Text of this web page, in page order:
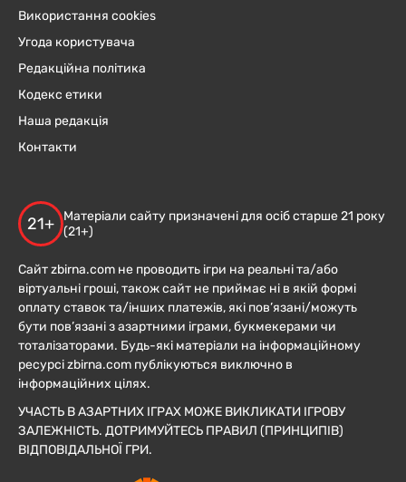
Використання cookies
Угода користувача
Редакційна політика
Кодекс етики
Наша редакція
Контакти
21+
Матеріали сайту призначені для осіб старше 21 року
(21+)
Сайт zbirna.com не проводить ігри на реальні та/або
віртуальні гроші, також сайт не приймає ні в якій формі
оплату ставок та/інших платежів, які пов’язані/можуть
бути пов’язані з азартними іграми, букмекерами чи
тоталізаторами. Будь-які матеріали на інформаційному
ресурсі zbirna.com публікуються виключно в
інформаційних цілях.
УЧАСТЬ В АЗАРТНИХ ІГРАХ МОЖЕ ВИКЛИКАТИ ІГРОВУ
ЗАЛЕЖНІСТЬ. ДОТРИМУЙТЕСЬ ПРАВИЛ (ПРИНЦИПІВ)
ВІДПОВІДАЛЬНОЇ ГРИ.